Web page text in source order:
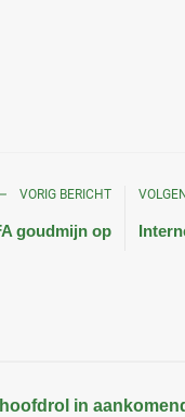
VORIG BERICHT
goudmijn op
in